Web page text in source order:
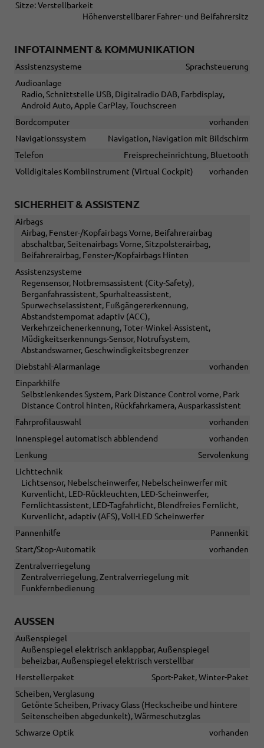
Sitze: Verstellbarkeit
Höhenverstellbarer Fahrer- und Beifahrersitz
INFOTAINMENT & KOMMUNIKATION
Assistenzsysteme
Sprachsteuerung
Audioanlage
Radio, Schnittstelle USB, Digitalradio DAB, Farbdisplay,
Android Auto, Apple CarPlay, Touchscreen
Bordcomputer
vorhanden
Navigationssystem
Navigation, Navigation mit Bildschirm
Telefon
Freisprecheinrichtung, Bluetooth
Volldigitales Kombiinstrument (Virtual Cockpit)
vorhanden
SICHERHEIT & ASSISTENZ
Airbags
Airbag, Fenster-/Kopfairbags Vorne, Beifahrerairbag
abschaltbar, Seitenairbags Vorne, Sitzpolsterairbag,
Beifahrerairbag, Fenster-/Kopfairbags Hinten
Assistenzsysteme
Regensensor, Notbremsassistent (City-Safety),
Berganfahrassistent, Spurhalteassistent,
Spurwechselassistent, Fußgängererkennung,
Abstandstempomat adaptiv (ACC),
Verkehrzeichenerkennung, Toter-Winkel-Assistent,
Müdigkeitserkennungs-Sensor, Notrufsystem,
Abstandswarner, Geschwindigkeitsbegrenzer
Diebstahl-Alarmanlage
vorhanden
Einparkhilfe
Selbstlenkendes System, Park Distance Control vorne, Park
Distance Control hinten, Rückfahrkamera, Ausparkassistent
Fahrprofilauswahl
vorhanden
Innenspiegel automatisch abblendend
vorhanden
Lenkung
Servolenkung
Lichttechnik
Lichtsensor, Nebelscheinwerfer, Nebelscheinwerfer mit
Kurvenlicht, LED-Rückleuchten, LED-Scheinwerfer,
Fernlichtassistent, LED-Tagfahrlicht, Blendfreies Fernlicht,
Kurvenlicht, adaptiv (AFS), Voll-LED Scheinwerfer
Pannenhilfe
Pannenkit
Start/Stop-Automatik
vorhanden
Zentralverriegelung
Zentralverriegelung, Zentralverriegelung mit
Funkfernbedienung
AUSSEN
Außenspiegel
Außenspiegel elektrisch anklappbar, Außenspiegel
beheizbar, Außenspiegel elektrisch verstellbar
Herstellerpaket
Sport-Paket, Winter-Paket
Scheiben, Verglasung
Getönte Scheiben, Privacy Glass (Heckscheibe und hintere
Seitenscheiben abgedunkelt), Wärmeschutzglas
Schwarze Optik
vorhanden